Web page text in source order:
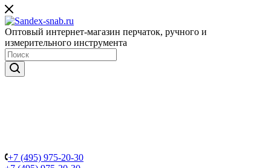
Оптовый интернет-магазин перчаток, ручного и
измерительного инструмента
+7 (495) 975-20-30